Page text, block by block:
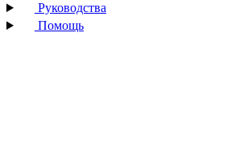
Руководства
Помощь